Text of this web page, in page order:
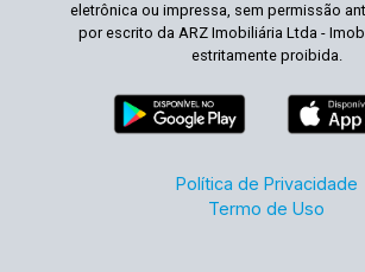
eletrônica ou impressa, sem permissão
por escrito da ARZ Imobiliária Ltda -
estritamente proibida.
Política de Privacidade
Termo de Uso